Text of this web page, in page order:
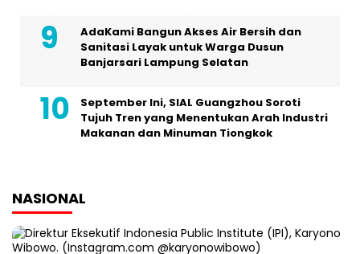
AdaKami Bangun Akses Air Bersih dan
Sanitasi Layak untuk Warga Dusun
Banjarsari Lampung Selatan
September Ini, SIAL Guangzhou Soroti
Tujuh Tren yang Menentukan Arah Industri
Makanan dan Minuman Tiongkok
NASIONAL